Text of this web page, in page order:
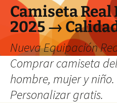
Camiseta
2025 →
Nueva Equipación
Comprar camiseta
hombre, mujer y niño.
Personalizar gratis.